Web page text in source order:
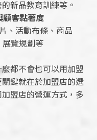
新品教育訓練等。
顧客黏著度
、活動布條、商品
覽規劃等
都不會也可以用加盟
鍵就在於加盟店的選
盟店的營運方式，多